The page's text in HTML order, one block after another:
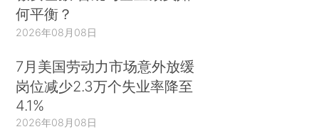
何平衡？
2026年08月08日
7月美国劳动力市场意外放缓
岗位减少2.3万个失业率降至
4.1%
2026年08月08日